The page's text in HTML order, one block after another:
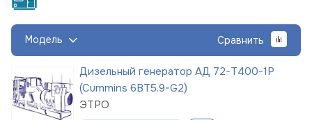
Модель Сравнить
Дизельный генератор АД 72-Т400-1Р
(Cummins 6BT5.9-G2)
ЭТРО